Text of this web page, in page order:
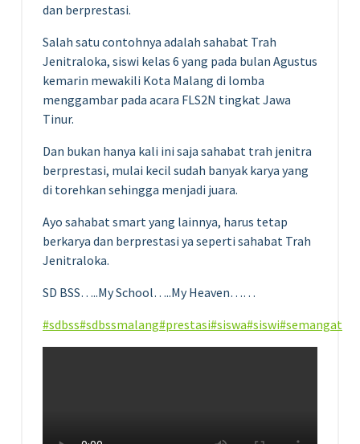
dan berprestasi.
Salah satu contohnya adalah sahabat Trah
Jenitraloka, siswi kelas 6 yang pada bulan Agustus
kemarin mewakili Kota Malang di lomba
menggambar pada acara FLS2N tingkat Jawa
Tinur.
Dan bukan hanya kali ini saja sahabat trah jenitra
berprestasi, mulai kecil sudah banyak karya yang
di torehkan sehingga menjadi juara.
Ayo sahabat smart yang lainnya, harus tetap
berkarya dan berprestasi ya seperti sahabat Trah
Jenitraloka.
SD BSS…..My School…..My Heaven……
#sdbss#sdbssmalang#prestasi#siswa#siswi#semangat